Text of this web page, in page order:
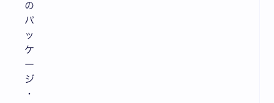
の
パ
ッ
ケ
ー
ジ
・